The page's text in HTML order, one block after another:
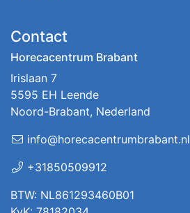
Contact
Horecacentrum Brabant
Irislaan 7
5595 EH Leende
Noord-Brabant, Nederland
info@horecacentrumbrabant.nl
+31850509912
BTW: NL861293460B01